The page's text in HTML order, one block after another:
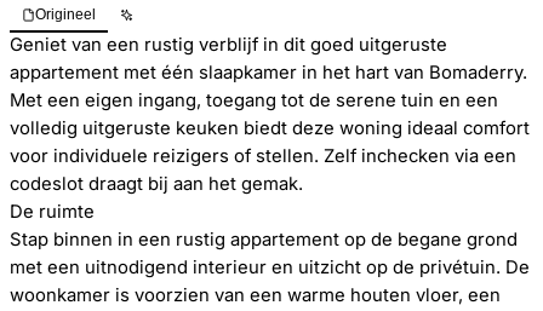
Origineel
Geniet van een rustig verblijf in dit goed uitgeruste
appartement met één slaapkamer in het hart van Bomaderry.
Met een eigen ingang, toegang tot de serene tuin en een
volledig uitgeruste keuken biedt deze woning ideaal comfort
voor individuele reizigers of stellen. Zelf inchecken via een
codeslot draagt bij aan het gemak.
De ruimte
Stap binnen in een rustig appartement op de begane grond
met een uitnodigend interieur en uitzicht op de privétuin. De
woonkamer is voorzien van een warme houten vloer, een